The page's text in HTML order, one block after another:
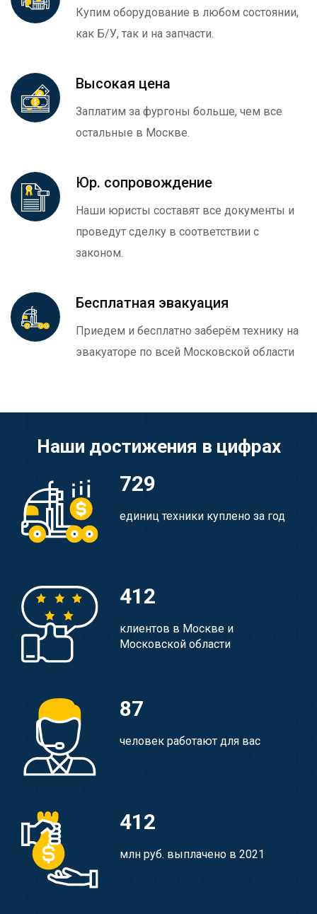
Купим оборудование в любом состоянии,
как Б/У, так и на запчасти.
Высокая цена
Заплатим за фургоны больше, чем все
остальные в Москве.
Юр. сопровождение
Наши юристы составят все документы и
проведут сделку в соответствии с
законом.
Бесплатная эвакуация
Приедем и бесплатно заберём технику на
эвакуаторе по всей Московской области
Наши достижения в цифрах
729
единиц техники куплено за год
412
клиентов в Москве и
Московской области
87
человек работают для вас
412
млн руб. выплачено в 2021